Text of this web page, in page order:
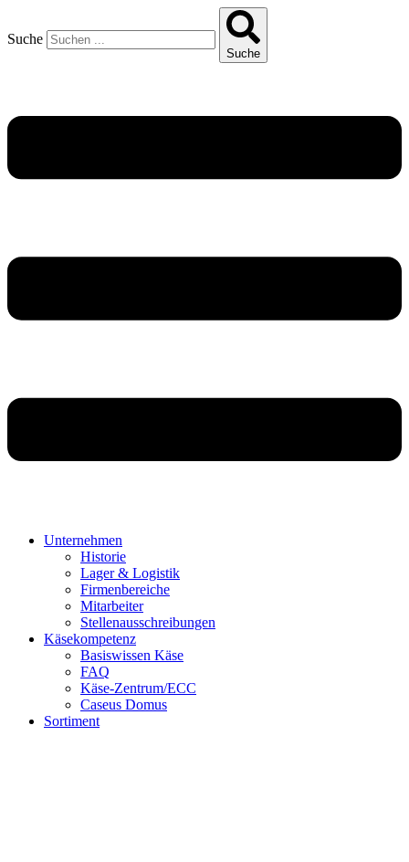
Suche
Suche
Unternehmen
Historie
Lager & Logistik
Firmenbereiche
Mitarbeiter
Stellenausschreibungen
Käsekompetenz
Basiswissen Käse
FAQ
Käse-Zentrum/ECC
Caseus Domus
Sortiment